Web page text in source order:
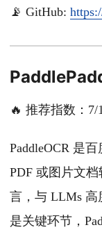
📡 GitHub:
🔥 推荐指数：7/
PaddleOCR 是
PDF 或图片文
言，与 LLMs 高
是关键环节，